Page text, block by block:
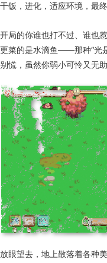
干饭，进化，适应环境，最
开局的你谁也打不过、谁也
更菜的是水滴鱼——那种“光
别慌，虽然你弱小可怜又无
放眼望去，地上散落着各种